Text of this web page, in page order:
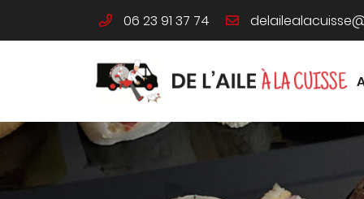
06 23 91 37 74
46 Route de Limours
91340 Ollainville
06 23 91 37 74